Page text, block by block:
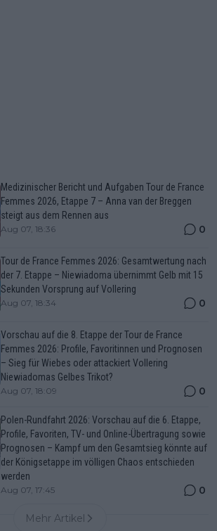
Medizinischer Bericht und Aufgaben Tour de France
Femmes 2026, Etappe 7 – Anna van der Breggen
steigt aus dem Rennen aus
Aug 07, 18:36 0
Tour de France Femmes 2026: Gesamtwertung nach
der 7. Etappe – Niewiadoma übernimmt Gelb mit 15
Sekunden Vorsprung auf Vollering
Aug 07, 18:34 0
Vorschau auf die 8. Etappe der Tour de France
Femmes 2026: Profile, Favoritinnen und Prognosen
– Sieg für Wiebes oder attackiert Vollering
Niewiadomas Gelbes Trikot?
Aug 07, 18:09 0
Polen-Rundfahrt 2026: Vorschau auf die 6. Etappe,
Profile, Favoriten, TV- und Online-Übertragung sowie
Prognosen – Kampf um den Gesamtsieg könnte auf
der Königsetappe im völligen Chaos entschieden
werden
Aug 07, 17:45 0
Mehr Artikel